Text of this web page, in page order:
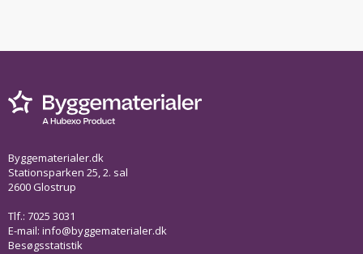
Byggematerialer.dk
Stationsparken 25, 2. sal
2600 Glostrup
Tlf.: 7025 3031
E-mail: info@byggematerialer.dk
Besøgsstatistik